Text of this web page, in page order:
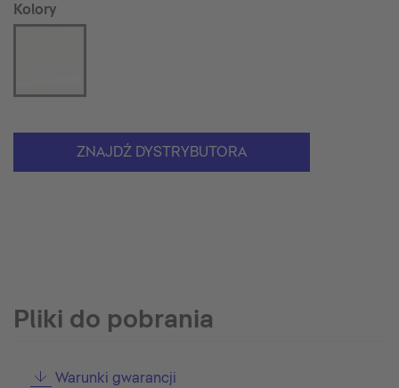
Kolory
ZNAJDŹ DYSTRYBUTORA
Pliki do pobrania
Warunki gwarancji